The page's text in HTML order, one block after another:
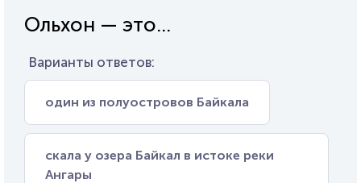
Ольхон — это...
Варианты ответов:
один из полуостровов Байкала
скала у озера Байкал в истоке реки
Ангары